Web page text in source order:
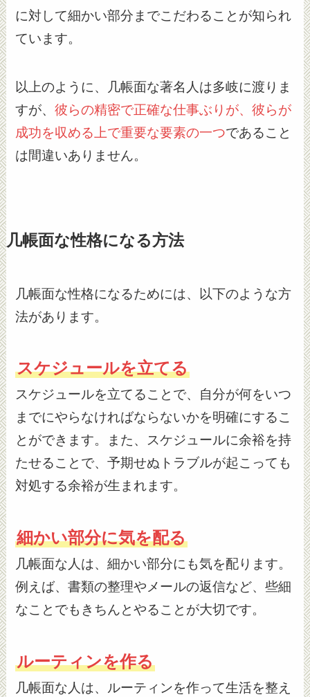
に対して細かい部分までこだわることが知られ
ています。
以上のように、几帳面な著名人は多岐に渡りま
すが、彼らの精密で正確な仕事ぶりが、彼らが
成功を収める上で重要な要素の一つであること
は間違いありません。
几帳面な性格になる方法
几帳面な性格になるためには、以下のような方
法があります。
スケジュールを立てる
スケジュールを立てることで、自分が何をいつ
までにやらなければならないかを明確にするこ
とができます。また、スケジュールに余裕を持
たせることで、予期せぬトラブルが起こっても
対処する余裕が生まれます。
細かい部分に気を配る
几帳面な人は、細かい部分にも気を配ります。
例えば、書類の整理やメールの返信など、些細
なことでもきちんとやることが大切です。
ルーティンを作る
几帳面な人は、ルーティンを作って生活を整え